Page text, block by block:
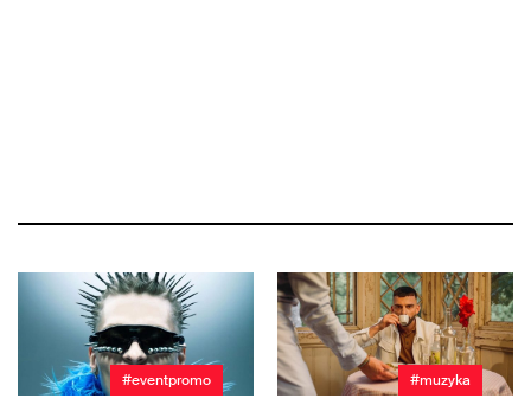
#eventpromo #muzyka